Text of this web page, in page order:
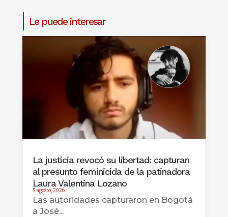
Le puede interesar
La justicia revocó su libertad: capturan
al presunto feminicida de la patinadora
Laura Valentina Lozano
5 agosto, 2026
Las autoridades capturaron en Bogotá
a José...